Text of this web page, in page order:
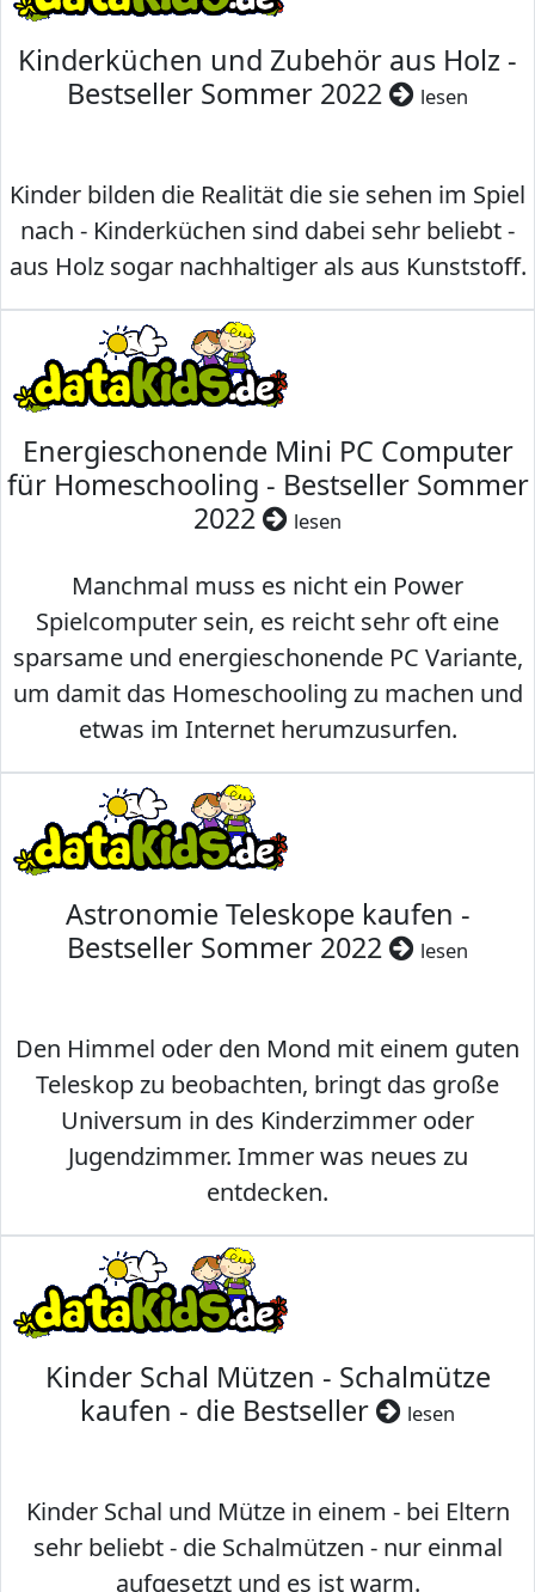
Kinderküchen und Zubehör aus Holz -
Bestseller Sommer 2022
lesen
Kinder bilden die Realität die sie sehen im Spiel
nach - Kinderküchen sind dabei sehr beliebt -
aus Holz sogar nachhaltiger als aus Kunststoff.
Energieschonende Mini PC Computer
für Homeschooling - Bestseller Sommer
2022
lesen
Manchmal muss es nicht ein Power
Spielcomputer sein, es reicht sehr oft eine
sparsame und energieschonende PC Variante,
um damit das Homeschooling zu machen und
etwas im Internet herumzusurfen.
Astronomie Teleskope kaufen -
Bestseller Sommer 2022
lesen
Den Himmel oder den Mond mit einem guten
Teleskop zu beobachten, bringt das große
Universum in des Kinderzimmer oder
Jugendzimmer. Immer was neues zu
entdecken.
Kinder Schal Mützen - Schalmütze
kaufen - die Bestseller
lesen
Kinder Schal und Mütze in einem - bei Eltern
sehr beliebt - die Schalmützen - nur einmal
aufgesetzt und es ist warm.